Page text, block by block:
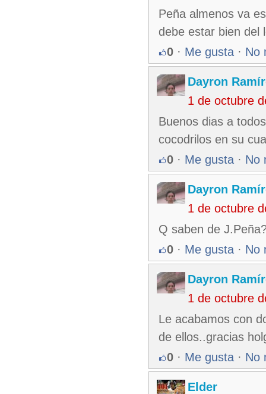
Peña almenos va
debe estar bien del
0 · Me gusta · No
Dayron
1 de octubre
Buenos dias a
cocodrilos en su
0 · Me gusta · No
Dayron
1 de octubre
Q saben de
0 · Me gusta · No
Dayron
1 de octubre
Le acabamos con
de ellos..gracias
0 · Me gusta · No
Elder